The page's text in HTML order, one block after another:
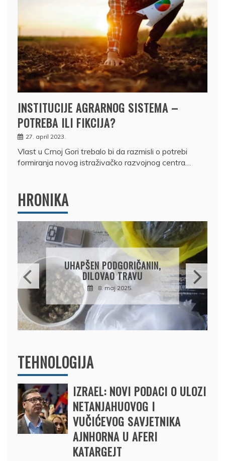
INSTITUCIJE AGRARNOG SISTEMA –
POTREBA ILI FIKCIJA?
27. april 2023.
Vlast u Crnoj Gori trebalo bi da razmisli o potrebi
formiranja novog istraživačko razvojnog centra…
HRONIKA
DRŽAVLJANIN RUSIJE
OSUMNJIČEN DA JE
PRODAO TUĐI BMW,
DRŽAVU NAPUSTIO
BRODOM
12. februar 2025.
TEHNOLOGIJA
IZRAEL: NOVI PODACI O ULOZI
NETANJAHUOVOG I
VUČIĆEVOG SAVJETNIKA
AJNHORNA U AFERI
KATARGEJT